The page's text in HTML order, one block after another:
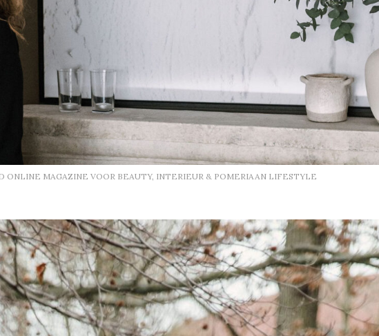
ONLINE MAGAZINE VOOR BEAUTY, INTERIEUR & POMERIAAN LIFESTYLE